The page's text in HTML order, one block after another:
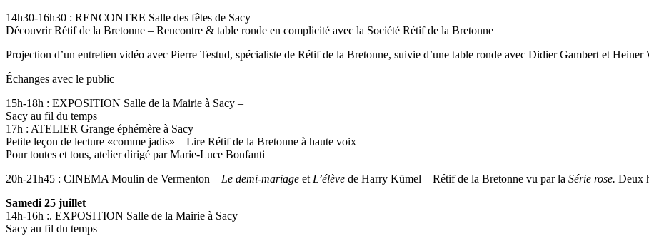
14h30-16h30 : RENCONTRE Salle des fêtes de Sacy –
Découvrir Rétif de la Bretonne – Rencontre & table ronde en complicité avec la Société Rétif de la Bretonne
Projection d’un entretien vidéo avec Pierre Testud, spécialiste de Rétif de la Bretonne, suivie d’une table ronde avec Didier Gambert et
Échanges avec le public
15h-18h : EXPOSITION Salle de la Mairie à Sacy –
Sacy au fil du temps
17h : ATELIER Grange éphémère à Sacy –
Petite leçon de lecture «comme jadis» – Lire Rétif de la Bretonne à haute voix
Pour toutes et tous, atelier dirigé par Marie-Luce Bonfanti
20h-21h45 : CINEMA Moulin de Vermenton – Le demi-mariage et L’élève de Harry Kümel – Rétif de la Bretonne vu par la Série rose. Deux
Samedi 25 juillet
14h-16h :. EXPOSITION Salle de la Mairie à Sacy –
Sacy au fil du temps